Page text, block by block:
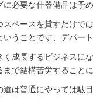
に必要な什器備品は予
スペースを貸すだけで
いうことです、デパー
く成長するビジネスに
まで結構苦労することに
道は普通にやっては駄